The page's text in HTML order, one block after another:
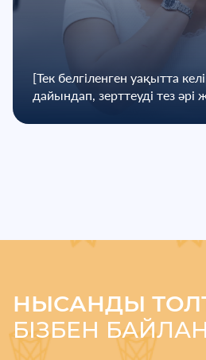
[Тек белгіленген уақытта
дайындап, зерттеуді тез әрі
НЫСАНДЫ
БІЗБЕН